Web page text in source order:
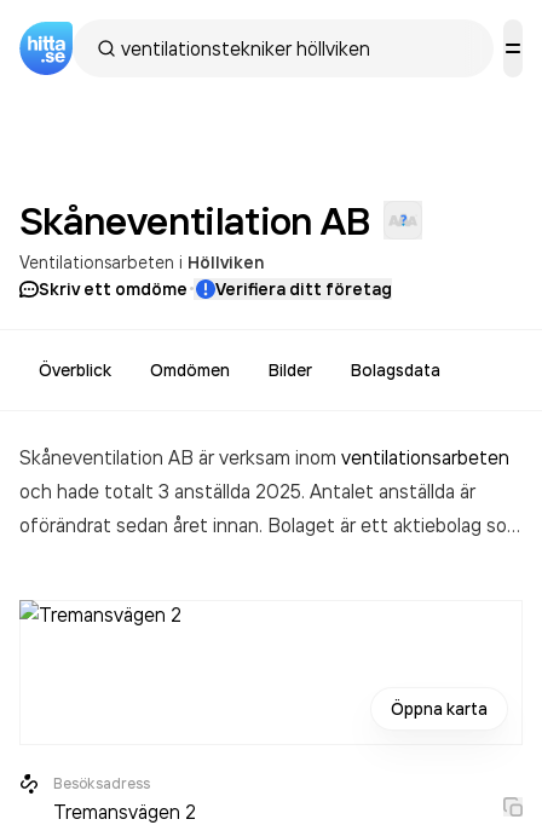
Skåneventilation AB
Ventilationsarbeten i Höllviken
Skriv ett omdöme· Verifiera ditt företag
Överblick Omdömen Bilder Bolagsdata
Skåneventilation AB är verksam inom ventilationsarbeten
och hade totalt 3 anställda 2025. Antalet anställda är
oförändrat sedan året innan. Bolaget är ett aktiebolag som
Öppna karta
Besöksadress
Tremansvägen 2